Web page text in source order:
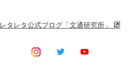
レタレタ公式ブログ「文通研究所」